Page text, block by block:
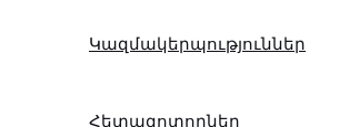
Կազմակերպություններ
Հետազոտողներ